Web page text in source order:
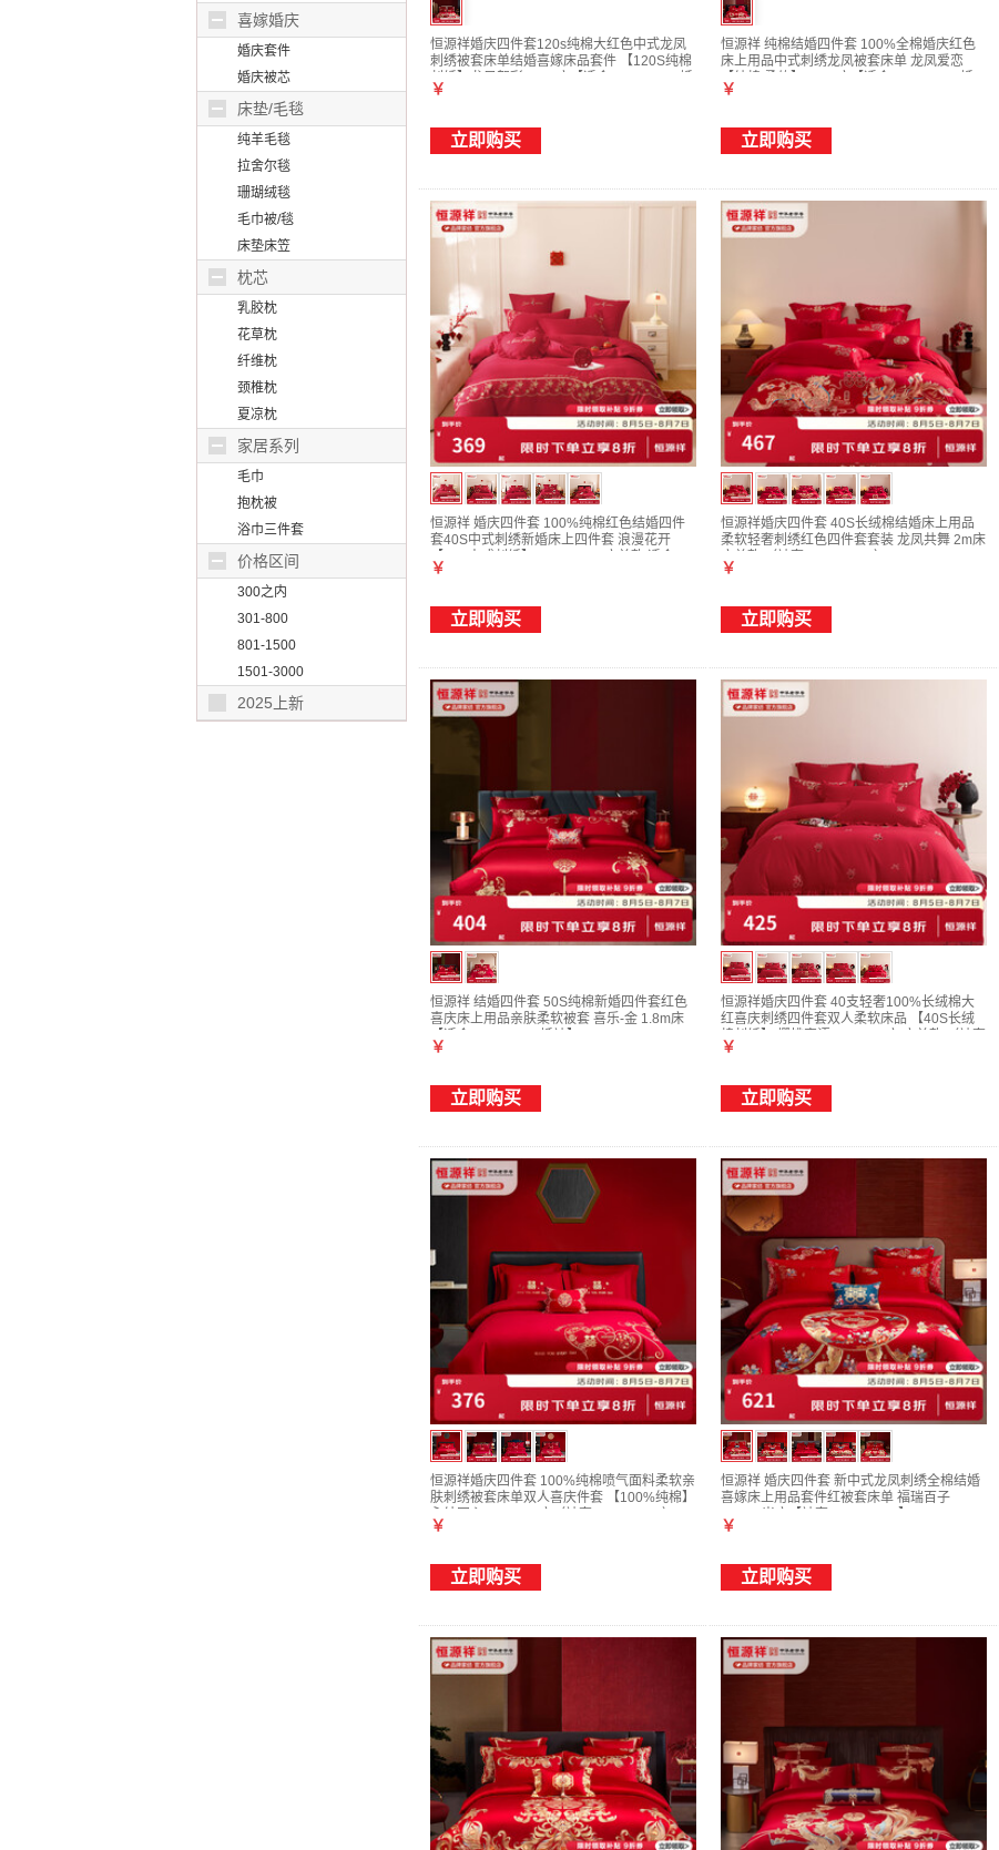
喜嫁婚庆
婚庆套件
婚庆被芯
床垫/毛毯
纯羊毛毯
拉舍尔毯
珊瑚绒毯
毛巾被/毯
床垫床笠
枕芯
乳胶枕
花草枕
纤维枕
颈椎枕
夏凉枕
家居系列
毛巾
抱枕被
浴巾三件套
价格区间
300之内
301-800
801-1500
1501-3000
2025上新
恒源祥婚庆四件套120s纯棉大红色中式龙凤
刺绣被套床单结婚喜嫁床品套件 【120S纯棉
被】
￥
立即购买
恒源祥 纯棉结婚四件套 100%全棉婚庆红色
床上用品中式刺绣龙凤被套床单 龙凤爱恋
被】
￥
立即购买
恒源祥 婚庆四件套 100%纯棉红色结婚四件
套40S中式刺绣新婚床上四件套 浪漫花开
200*230cm婚被
￥
立即购买
恒源祥婚庆四件套 40S长绒棉结婚床上用品
柔软轻奢刺绣红色四件套套装 龙凤共舞 2m床
￥
立即购买
恒源祥 结婚四件套 50S纯棉新婚四件套红色
喜庆床上用品亲肤柔软被套 喜乐-金 1.8m床
￥
立即购买
恒源祥婚庆四件套 40支轻奢100%长绒棉大
红喜庆刺绣四件套双人柔软床品 【40S长绒
200*230cm）
￥
立即购买
恒源祥婚庆四件套 100%纯棉喷气面料柔软亲
肤刺绣被套床单双人喜庆件套 【100%纯棉】
￥
立即购买
恒源祥 婚庆四件套 新中式龙凤刺绣全棉结婚
喜嫁床上用品套件红被套床单 福瑞百子
￥
立即购买